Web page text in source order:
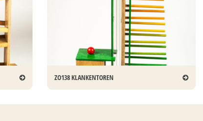
ZO138 KLANKENTOREN